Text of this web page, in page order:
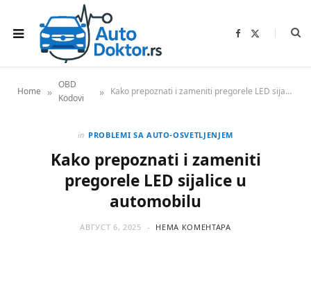
F
k
t
e
Home »
OBD
Kodovi
» Kako prepoznati i zameniti pregorele LED sijalice u automobilu
in PROBLEMI SA AUTO-OSVETLJENJEM
Kako prepoznati i zameniti
pregorele LED sijalice u
automobilu
АВГУСТ 6, 2025 НЕМА КОМЕНТАРА